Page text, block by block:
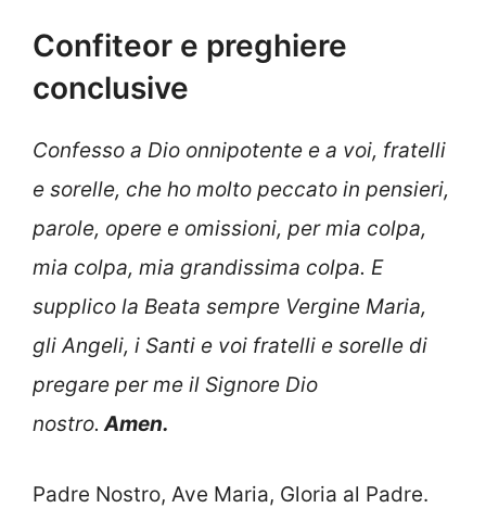
Confiteor e preghiere
conclusive
Confesso a Dio onnipotente e a voi, fratelli
e sorelle, che ho molto peccato in pensieri,
parole, opere e omissioni, per mia colpa,
mia colpa, mia grandissima colpa. E
supplico la Beata sempre Vergine Maria,
gli Angeli, i Santi e voi fratelli e sorelle di
pregare per me il Signore Dio
nostro. Amen.
Padre Nostro, Ave Maria, Gloria al Padre.